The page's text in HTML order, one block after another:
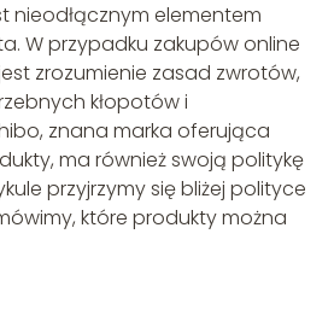
nieodłącznym elementem
W przypadku zakupów online
zrozumienie zasad zwrotów,
kłopotów i
znana marka oferująca
ma również swoją politykę
przyjrzymy się bliżej polityce
które produkty można